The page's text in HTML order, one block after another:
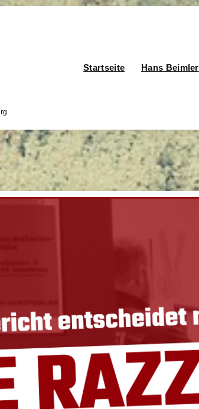
Startseite Hans Beimler